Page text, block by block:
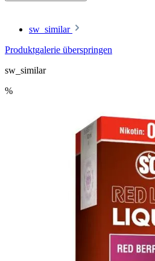
sw_similar
Produktgalerie überspringen
sw_similar
%